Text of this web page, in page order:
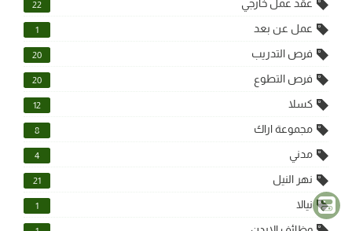
عقد عمل خارجي 22
عمل عن بعد 1
فرص التدريب 20
فرص التطوع 20
كسلا 12
مجموعة اراك 8
مدني 4
نهر النيل 21
نيالا 1